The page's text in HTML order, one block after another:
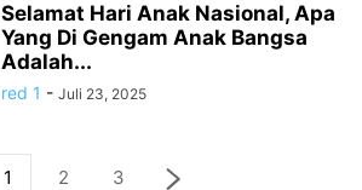
Selamat Hari Anak Nasional, Apa
Yang Di Gengam Anak Bangsa
Adalah...
red 1 - Juli 23, 2025
1 2 3